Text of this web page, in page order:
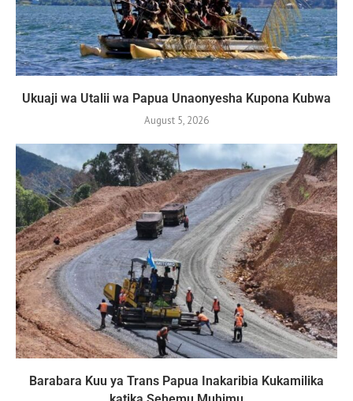
Ukuaji wa Utalii wa Papua Unaonyesha Kupona Kubwa
August 5, 2026
Barabara Kuu ya Trans Papua Inakaribia Kukamilika